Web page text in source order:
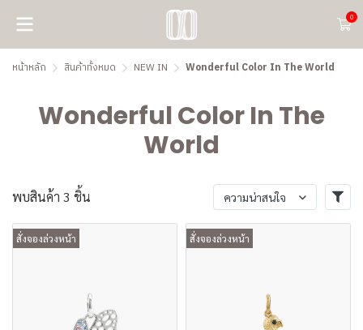
0
หน้าหลัก สินค้าทั้งหมด NEW IN Wonderful Color In The World
Wonderful Color In The
World
พบสินค้า 3 ชิ้น ความน่าสนใจ
สั่งจองล่วงหน้า สั่งจองล่วงหน้า